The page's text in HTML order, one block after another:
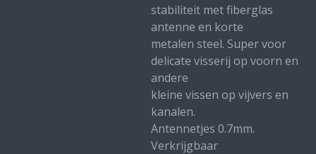
stabiliteit met fiberglas
antenne en korte
metalen steel. Super voor
delicate visserij op voorn en
andere
kleine vissen op vijvers en
kanalen.
Antennetjes 0.7mm.
Verkrijgbaar